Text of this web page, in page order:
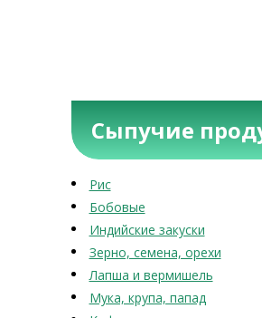
Сыпучие
Рис
Бобовые
Индийские закуски
Зерно, семена, орехи
Лапша и вермишель
Мука, крупа, папад